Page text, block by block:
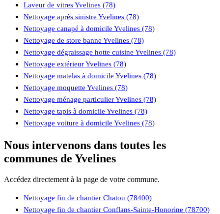
Laveur de vitres Yvelines (78)
Nettoyage après sinistre Yvelines (78)
Nettoyage canapé à domicile Yvelines (78)
Nettoyage de store banne Yvelines (78)
Nettoyage dégraissage hotte cuisine Yvelines (78)
Nettoyage extérieur Yvelines (78)
Nettoyage matelas à domicile Yvelines (78)
Nettoyage moquette Yvelines (78)
Nettoyage ménage particulier Yvelines (78)
Nettoyage tapis à domicile Yvelines (78)
Nettoyage voiture à domicile Yvelines (78)
Nous intervenons dans toutes les
communes de Yvelines
Accédez directement à la page de votre commune.
Nettoyage fin de chantier Chatou (78400)
Nettoyage fin de chantier Conflans-Sainte-Honorine (78700)